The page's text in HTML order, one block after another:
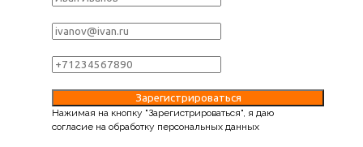
Зарегистрироваться
Нажимая на кнопку "Зарегистрироваться", я даю
согласие на обработку персональных данных